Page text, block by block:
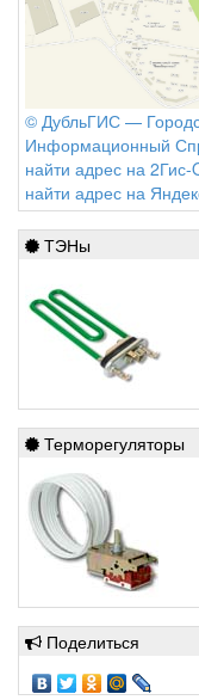
© ДубльГИС —
Информационный
найти адрес на 2Гис-
найти адрес на
ТЭНы
Терморегуляторы
Поделиться